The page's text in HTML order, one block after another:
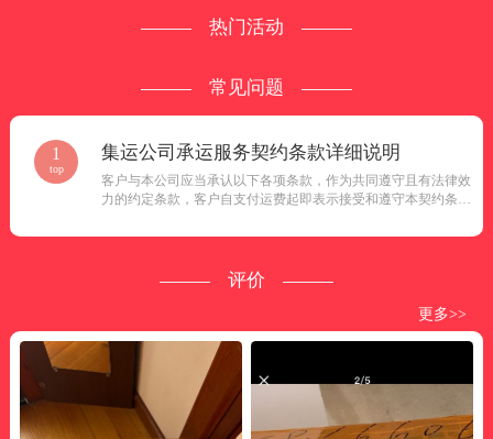
热门活动
常见问题
1
top
集运公司承运服务契约条款详细说明
客户与本公司应当承认以下各项条款，作为共同遵守且有法律效
力的约定条款，客户自支付运费起即表示接受和遵守本契约条款
评价
更多>>